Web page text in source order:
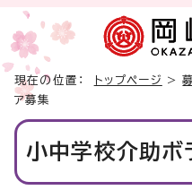
現在の位置： トップページ >
ア募集
小中学校介助ボ